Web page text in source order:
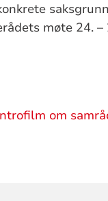
møte 24.
om